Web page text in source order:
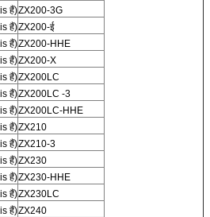
हैं)ZX200-3G
हैं)ZX200-ई
हैं)ZX200-HHE
हैं)ZX200-X
हैं)ZX200LC
हैं)ZX200LC -3
हैं)ZX200LC-HHE
हैं)ZX210
हैं)ZX210-3
हैं)ZX230
हैं)ZX230-HHE
हैं)ZX230LC
हैं)ZX240